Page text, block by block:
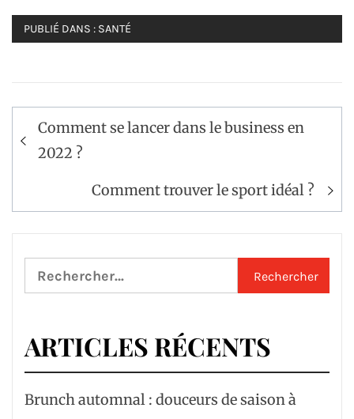
PUBLIÉ DANS : SANTÉ
Navigation
de
Comment se lancer dans le business en
2022 ?
Comment trouver le sport idéal ?
Rechercher :
ARTICLES RÉCENTS
Brunch automnal : douceurs de saison à